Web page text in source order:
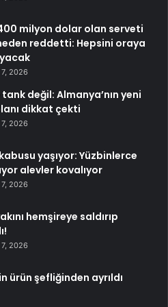
milyon dolar olan serveti
reddetti: Hepsini oraya
2026
değil: Almanya’nın yeni
dikkat çekti
2026
yaşıyor: Yüzbinlerce
alevler kovalıyor
2026
hemşireye saldırıp
2026
ürün şefliğinden ayrıldı